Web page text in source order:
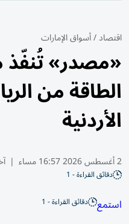
اقتصاد/أسواق الإمارات
«مصدر» تُنفّذ
الطاقة من
الأردنية
2 أغسطس 2026 16:57 مساء |
دقائق القراءة - 1
استمع دقائق القراءة - 1